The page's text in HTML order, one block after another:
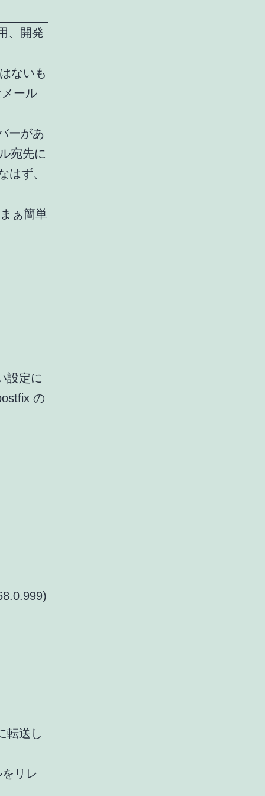
、開発
ないも
ール
ーがあ
宛先に
はず、
ぁ簡単
設定に
の
転送し
リレ